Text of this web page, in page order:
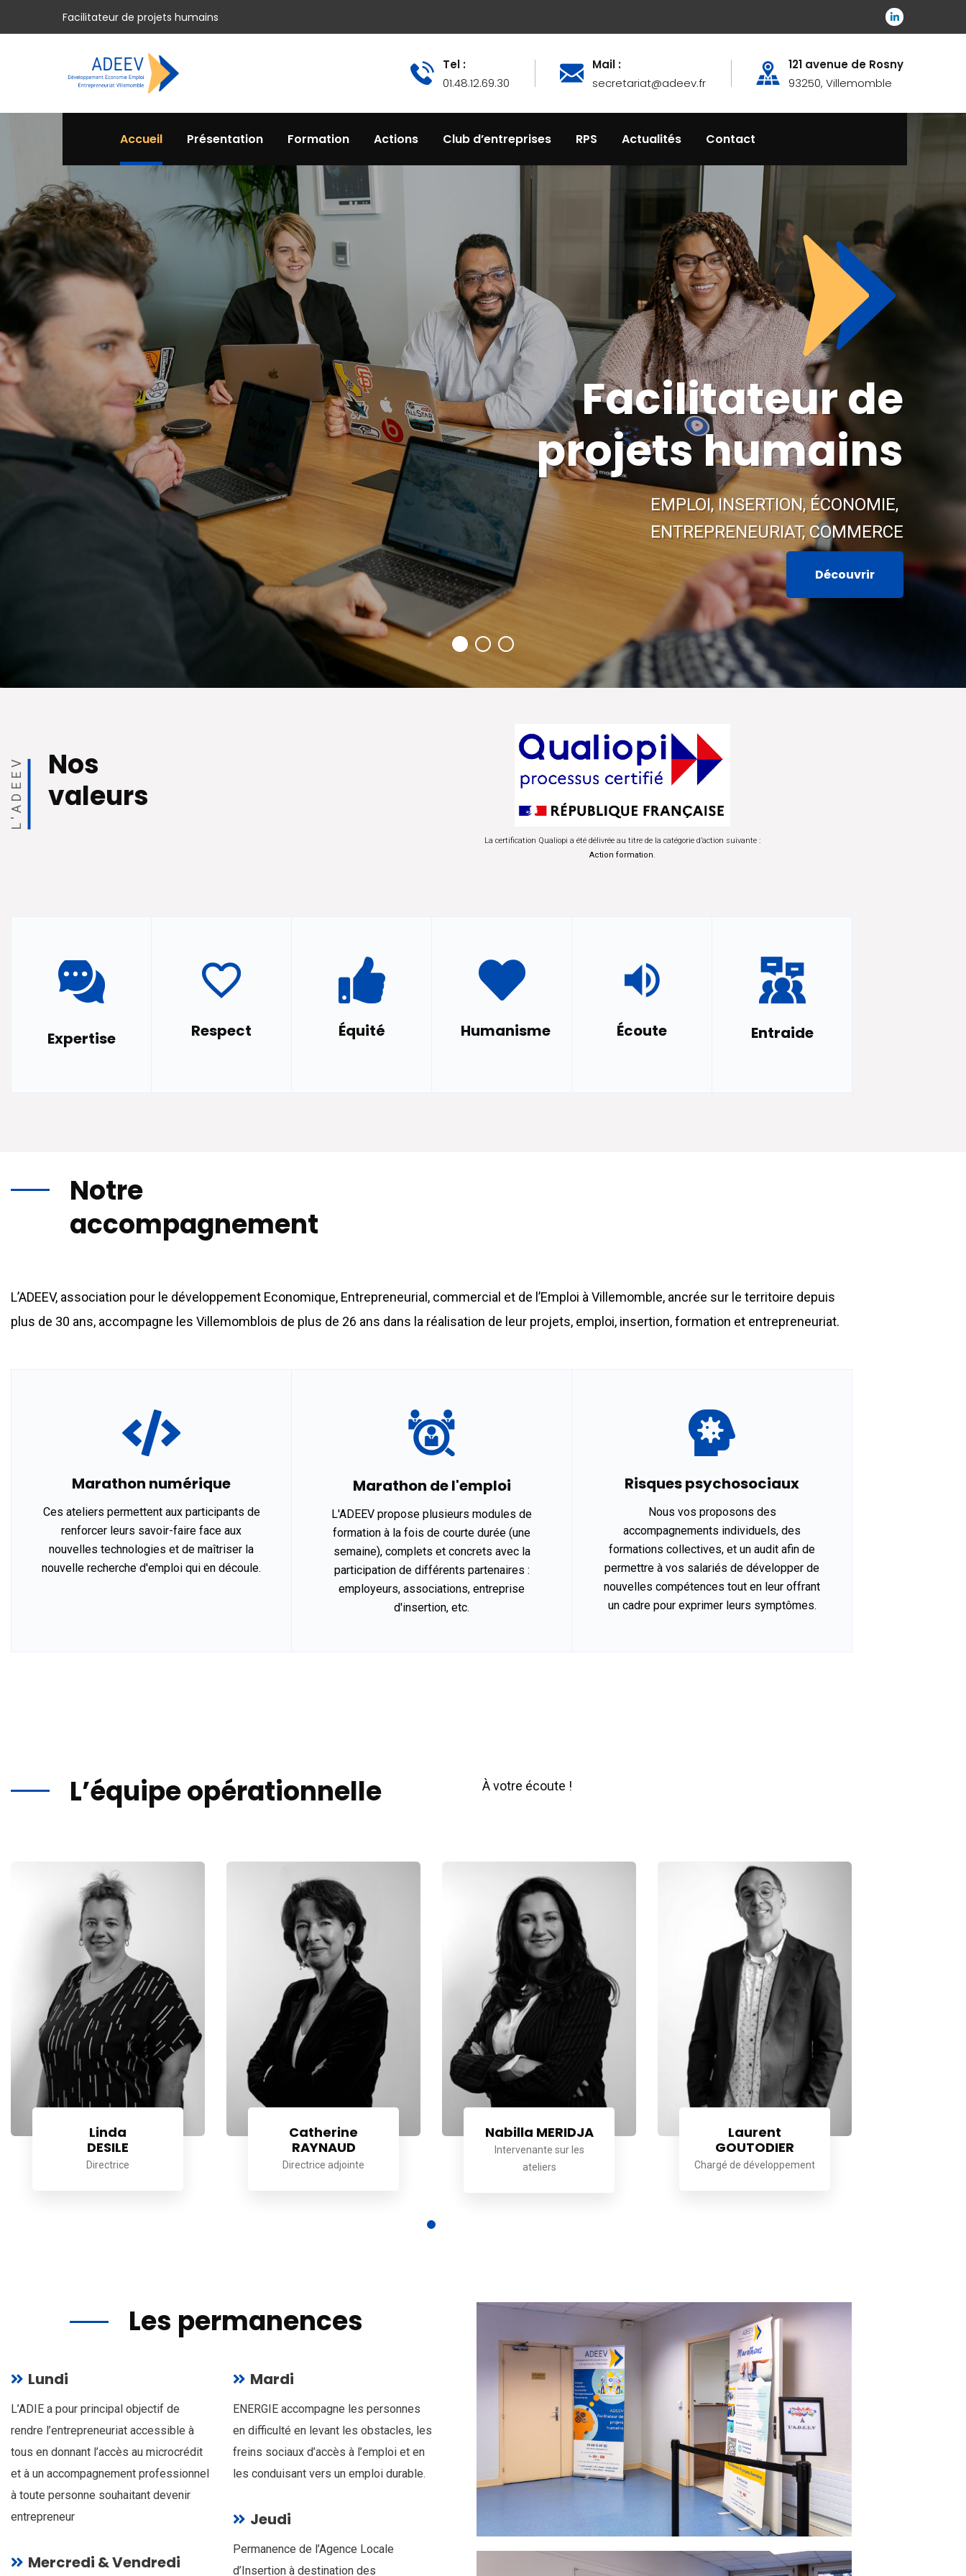
Facilitateur de projets humains
Tel :
01.48.12.69.30
Mail :
secretariat@adeev.fr
121 avenue de Rosny
93250, Villemomble
Accueil Présentation Formation Actions Club d’entreprises RPS Actualités Contact
Découvrir
EMPLOI, INSERTION, ÉCONOMIE,
ENTREPRENEURIAT, COMMERCE
Facilitateur de
projets humains
L'ADEEV
Nos
valeurs
La certification Qualiopi a été délivrée au titre de la catégorie d’action suivante :
Action formation.
Expertise Respect Équité Humanisme Écoute Entraide
Notre
accompagnement
L’ADEEV, association pour le développement Economique, Entrepreneurial, commercial et de l’Emploi à Villemomble, ancrée sur le territoire depuis
plus de 30 ans, accompagne les Villemomblois de plus de 26 ans dans la réalisation de leur projets, emploi, insertion, formation et entrepreneuriat.
Marathon numérique
Ces ateliers permettent aux participants de
renforcer leurs savoir-faire face aux
nouvelles technologies et de maîtriser la
nouvelle recherche d'emploi qui en découle.
Marathon de l'emploi
L'ADEEV propose plusieurs modules de
formation à la fois de courte durée (une
semaine), complets et concrets avec la
participation de différents partenaires :
employeurs, associations, entreprise
d'insertion, etc.
Risques psychosociaux
Nous vos proposons des
accompagnements individuels, des
formations collectives, et un audit afin de
permettre à vos salariés de développer de
nouvelles compétences tout en leur offrant
un cadre pour exprimer leurs symptômes.
L’équipe opérationnelle À votre écoute !
Linda
DESILE
Directrice
Catherine
RAYNAUD
Directrice adjointe
Nabilla MERIDJA
Intervenante sur les
ateliers
Laurent
GOUTODIER
Chargé de développement
Les permanences
Lundi
L’ADIE a pour principal objectif de
rendre l’entrepreneuriat accessible à
tous en donnant l’accès au microcrédit
et à un accompagnement professionnel
à toute personne souhaitant devenir
entrepreneur
Mercredi & Vendredi
Mardi
ENERGIE accompagne les personnes
en difficulté en levant les obstacles, les
freins sociaux d’accès à l’emploi et en
les conduisant vers un emploi durable.
Jeudi
Permanence de l’Agence Locale
d’Insertion à destination des